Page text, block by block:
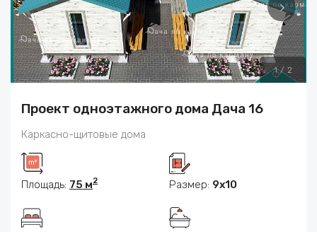
1 / 2
Проект одноэтажного дома Дача 16
Каркасно-щитовые дома
Площадь: 75 м2 Размер: 9х10